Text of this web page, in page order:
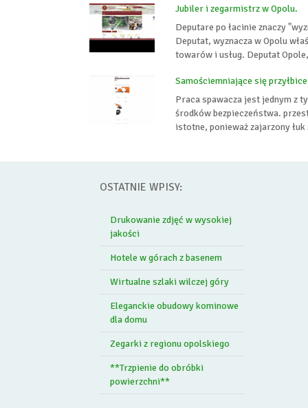
Jubiler i zegarmistrz w Opolu.
Deputare po łacinie znaczy
Deputat, wyznacza w Opolu
towarów i usług. Deputat
Samościemniające się
Praca spawacza jest jednym z
środków bezpieczeństwa.
istotne, ponieważ zajarzony
OSTATNIE WPISY:
Drukowanie zdjęć w wysokiej
jakości
Hotele w górach z basenem
Wirtualne szlaki wilczej góry
Eleganckie obudowy kominowe
dla domu
Zegarki z regionu opolskiego
**Trzpienie do obróbki
powierzchni**